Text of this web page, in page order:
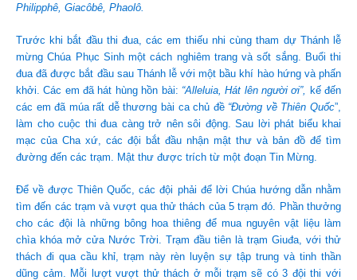
Philipphê, Giacôbê, Phaolô.
Trước khi bắt đầu thi đua, các em thiếu nhi cùng tham dự Thánh lễ
mừng Chúa Phục Sinh một cách nghiêm trang và sốt sắng. Buổi thi
đua đã được bắt đầu sau Thánh lễ với một bầu khí hào hứng và phấn
khởi. Các em đã hát hùng hồn bài: “Alleluia, Hát lên người ơi”,
kế đến
các em đã múa rất dễ thương bài ca chủ đề “Đường về Thiên Quốc”,
làm cho cuộc thi đua càng trở nên sôi động. Sau lời phát biểu khai
mạc của Cha xứ, các đội bắt đầu nhận mật thư và bản đồ để tìm
đường đến các trạm. Mật thư được trích từ một đoạn Tin Mừng.
Để về được Thiên Quốc, các đội phải để lời Chúa hướng dẫn nhằm
tìm đến các trạm và vượt qua thử thách của 5 trạm đó. Phần thưởng
cho các đội là những bông hoa thiêng để mua nguyên vật liệu làm
chìa khóa mở cửa Nước Trời. Trạm đầu tiên là trạm Giuđa, với thử
thách đi qua cầu khỉ, trạm này rèn luyện sự tập trung và tinh thần
dũng cảm. Mỗi lượt vượt thử thách ở mỗi trạm sẽ có 3 đội thi với